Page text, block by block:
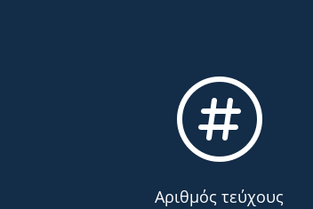

Αριθμός τεύχους